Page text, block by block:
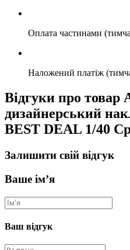
Оплата частинами
Наложений платіж
Відгуки про товар
дизайнерський
BEST DEAL 1/40
Залишити свій відгук
Ваше ім’я
Ваш відгук